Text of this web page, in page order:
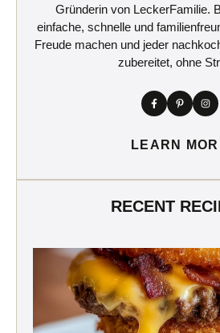
Gründerin von LeckerFamilie.
einfache, schnelle und
Freude machen und jeder
zubereitet, ohne
LEARN
RECENT